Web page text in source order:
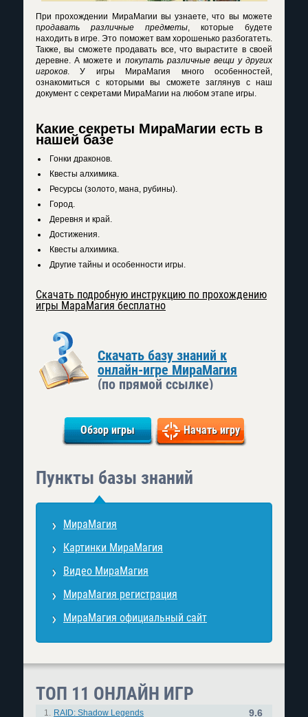
При прохождении МираМагии вы узнаете, что вы можете
продавать различные предметы, которые будете
находить в игре. Это поможет вам хорошенько разбогатеть.
Также, вы сможете продавать все, что вырастите в своей
деревне. А можете и покупать различные вещи у других
игроков. У игры МираМагия много особенностей,
ознакомиться с которыми вы сможете заглянув с наш
документ с секретами МираМагии на любом этапе игры.
Какие секреты МираМагии есть в
нашей базе
Гонки драконов.
Квесты алхимика.
Ресурсы (золото, мана, рубины).
Город.
Деревня и край.
Достижения.
Квесты алхимика.
Другие тайны и особенности игры.
Скачать подробную инструкцию по прохождению
игры МараМагия бесплатно
Скачать базу знаний к
онлайн-игре МираМагия
(по прямой ссылке)
Обзор игры Начать игру
Пункты базы знаний
МираМагия
Картинки МираМагия
Видео МираМагия
МираМагия регистрация
МираМагия официальный сайт
ТОП 11 ОНЛАЙН ИГР
1. RAID: Shadow Legends 9.6